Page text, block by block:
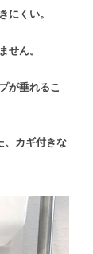
にくい。
せん。
が垂れるこ
、カギ付きな